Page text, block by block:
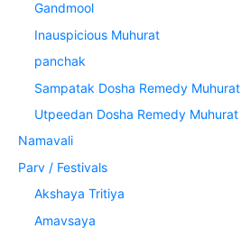
Gandmool
Inauspicious Muhurat
panchak
Sampatak Dosha Remedy Muhurat
Utpeedan Dosha Remedy Muhurat
Namavali
Parv / Festivals
Akshaya Tritiya
Amavsaya